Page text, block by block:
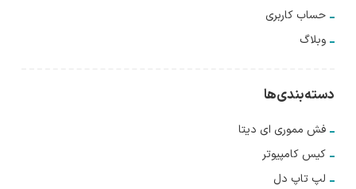
حساب کاربری
وبلاگ
دسته‌بندی‌ها
فش مموری ای دیتا
کیس کامپیوتر
لپ تاپ دل